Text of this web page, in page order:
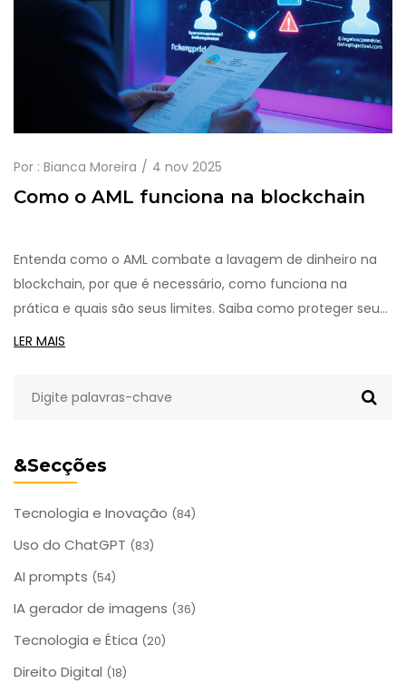
&Secções
Tecnologia e Inovação (84)
Uso do ChatGPT (83)
AI prompts (54)
IA gerador de imagens (36)
Tecnologia e Ética (20)
Direito Digital (18)
Por : Bianca Moreira 4 nov 2025
Como o AML funciona na blockchain
Entenda como o AML combate a lavagem de dinheiro na
blockchain, por que é necessário, como funciona na
prática e quais são seus limites. Saiba como proteger seu
dinheiro e usar cripto de forma segura.
LER MAIS